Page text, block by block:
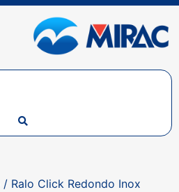
/ Ralo Click Redondo Inox